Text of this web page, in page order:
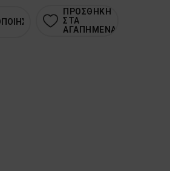
ΠΡΟΣΘΗΚΗ
ΣΤΑ
ΑΓΑΠΗΜΕΝΑ